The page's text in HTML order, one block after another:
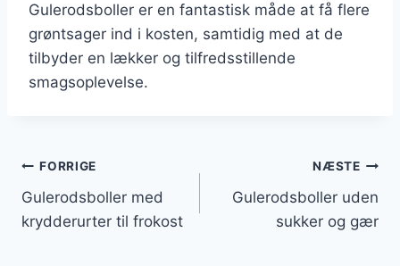
Gulerodsboller er en fantastisk måde at få flere
grøntsager ind i kosten, samtidig med at de
tilbyder en lækker og tilfredsstillende
smagsoplevelse.
Indlægsnavigation
FORRIGE
Gulerodsboller med
krydderurter til frokost
NÆSTE
Gulerodsboller uden
sukker og gær